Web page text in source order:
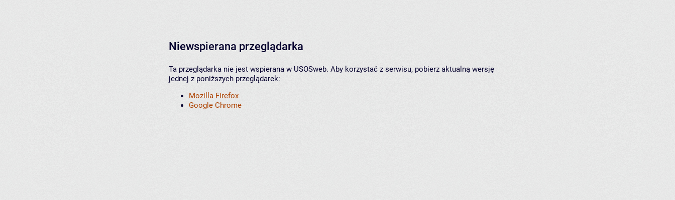
Niewspierana przeglądarka
Ta przeglądarka nie jest wspierana w USOSweb. Aby korzystać z serwisu, pobierz aktualną wersję
jednej z poniższych przeglądarek:
Mozilla Firefox
Google Chrome